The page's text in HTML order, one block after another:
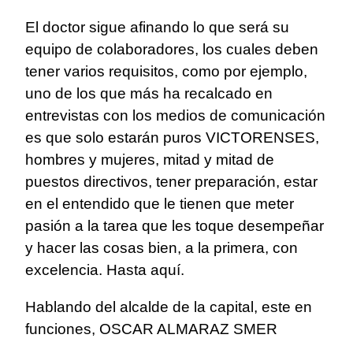
El doctor sigue afinando lo que será su
equipo de colaboradores, los cuales deben
tener varios requisitos, como por ejemplo,
uno de los que más ha recalcado en
entrevistas con los medios de comunicación
es que solo estarán puros VICTORENSES,
hombres y mujeres, mitad y mitad de
puestos directivos, tener preparación, estar
en el entendido que le tienen que meter
pasión a la tarea que les toque desempeñar
y hacer las cosas bien, a la primera, con
excelencia. Hasta aquí.
Hablando del alcalde de la capital, este en
funciones, OSCAR ALMARAZ SMER